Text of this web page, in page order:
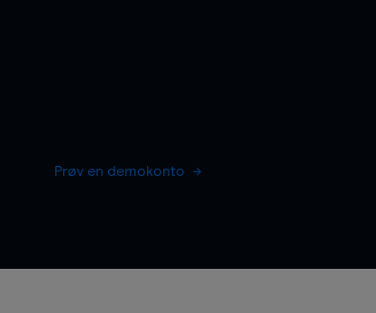
Prøv en demokonto